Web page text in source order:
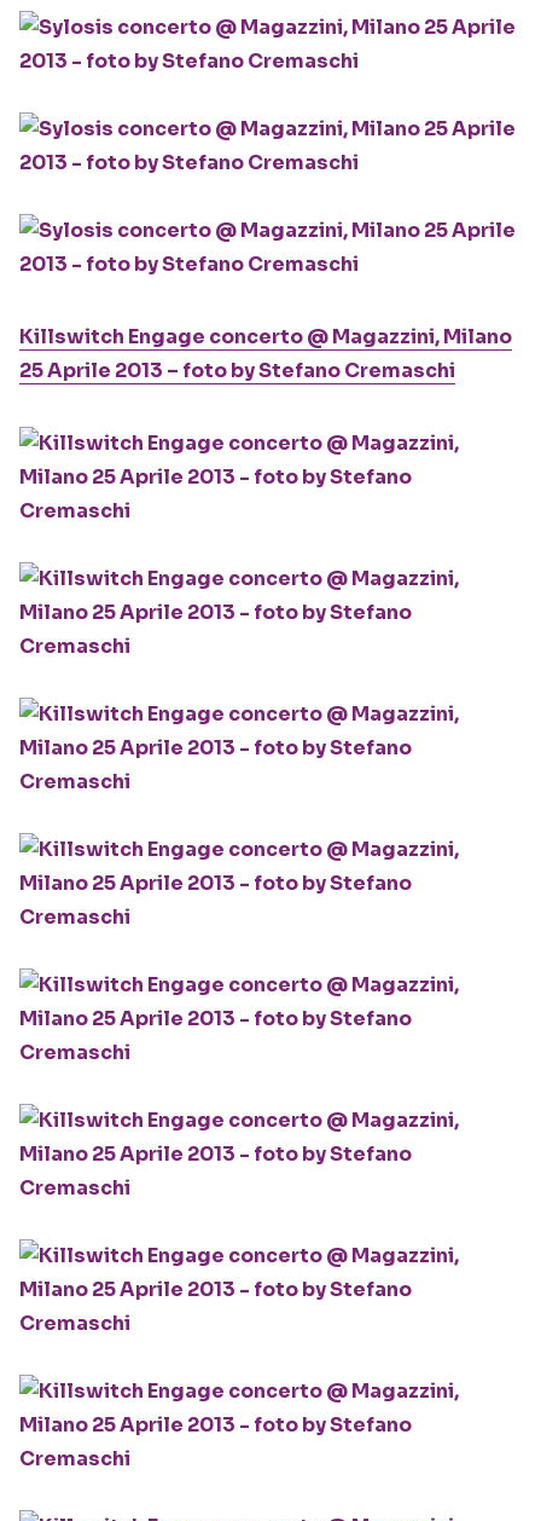
Killswitch Engage concerto @ Magazzini, Milano
25 Aprile 2013 – foto by Stefano Cremaschi